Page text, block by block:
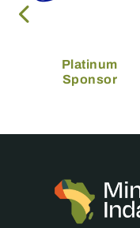
Platinum
Sponsor